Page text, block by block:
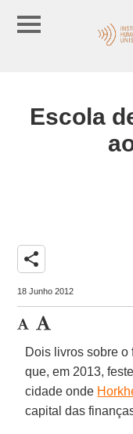
Escola
share
18 Junho 2012
Dois livros sobre o
que, em 2013,
cidade onde
capital das